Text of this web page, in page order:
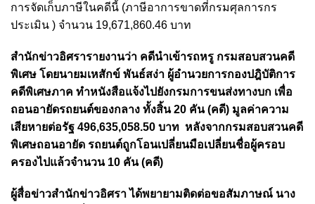
การจัดเก็บภาษีในคดีนี้ (ภาษีอาการขาดที่กรมศุลการกร
ประเมิน ) จำนวน 19,671,860.46 บาท
สำนักข่าวอิศรารายงานว่า คดีนำเข้ารถหรู กรมสอบสวนคดี
พิเศษ โดยนายมเหสักข์ พันธ์สง่า ผู้อำนวยการกองปฎิบัติการ
คดีพิเศษภาค ทำหนังสือแจ้งไปยังกรมการขนส่งทางบก เพื่อ
ถอนอายัดรถยนต์ของกลาง ทั้งสิ้น 20 คัน (คดี) มูลค่าความ
เสียหายต่อรัฐ 496,635,058.50 บาท หลังจากกรมสอบสวนคดี
พิเศษถอนอายัด รถยนต์ถูกโอนเปลี่ยนมือเปลี่ยนชื่อผู้ครอบ
ครองไปแล้วจำนวน 10 คัน (คดี)
ผู้สื่อข่าวสำนักข่าวอิศรา ได้พยายามติดต่อขอสัมภาษณ์ นาง